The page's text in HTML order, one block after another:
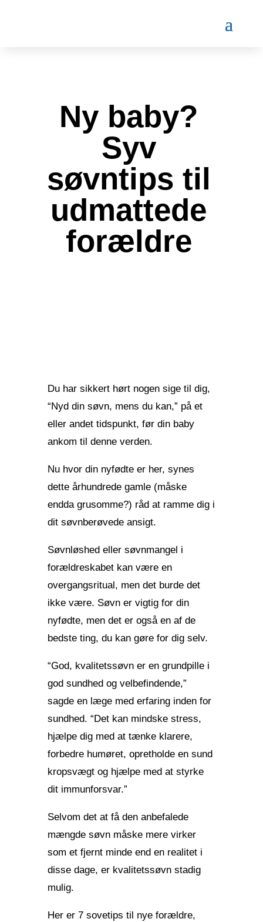
Ny baby?
Syv
søvntips til
udmattede
forældre
Du har sikkert hørt nogen sige til dig,
“Nyd din søvn, mens du kan,” på et
eller andet tidspunkt, før din baby
ankom til denne verden.
Nu hvor din nyfødte er her, synes
dette århundrede gamle (måske
endda grusomme?) råd at ramme dig i
dit søvnberøvede ansigt.
Søvnløshed eller søvnmangel i
forældreskabet kan være en
overgangsritual, men det burde det
ikke være. Søvn er vigtig for din
nyfødte, men det er også en af de
bedste ting, du kan gøre for dig selv.
“God, kvalitetssøvn er en grundpille i
god sundhed og velbefindende,”
sagde en læge med erfaring inden for
sundhed. “Det kan mindske stress,
hjælpe dig med at tænke klarere,
forbedre humøret, opretholde en sund
kropsvægt og hjælpe med at styrke
dit immunforsvar.”
Selvom det at få den anbefalede
mængde søvn måske mere virker
som et fjernt minde end en realitet i
disse dage, er kvalitetssøvn stadig
mulig.
Her er 7 sovetips til nye forældre,